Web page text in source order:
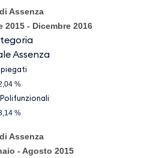
Assenza
2015 - Dicembre 2016
Assenza
%
%
Assenza
- Agosto 2015